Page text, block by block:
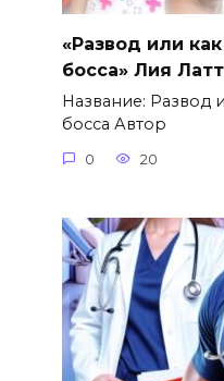
«Развод или
босса» Лия
Название: Развод
босса Автор
0 20